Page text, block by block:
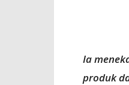
Ia
produk